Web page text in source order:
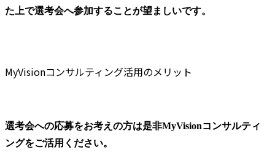
た上で選考会へ参加することが望ましいです。
MyVisionコンサルティング活用のメリット
選考会への応募をお考えの方は是非MyVisionコンサルティ
ングをご活用ください。